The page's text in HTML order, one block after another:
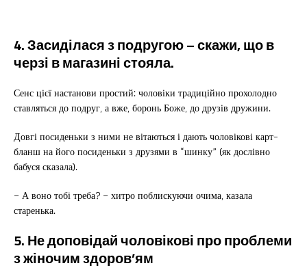
4. Засиділася з подругою – скажи, що в
черзі в магазині стояла.
Сенс цієї настанови простий: чоловіки традиційно прохолодно
ставляться до подруг, а вже, боронь Боже, до друзів дружини.
Довгі посиденьки з ними не вітаються і дають чоловікові карт-
бланш на його посиденьки з друзями в “шинку” (як дослівно
бабуся сказала).
– А воно тобі треба? – хитро поблискуючи очима, казала
старенька.
5. Не доповідай чоловікові про проблеми
з жіночим здоров’ям